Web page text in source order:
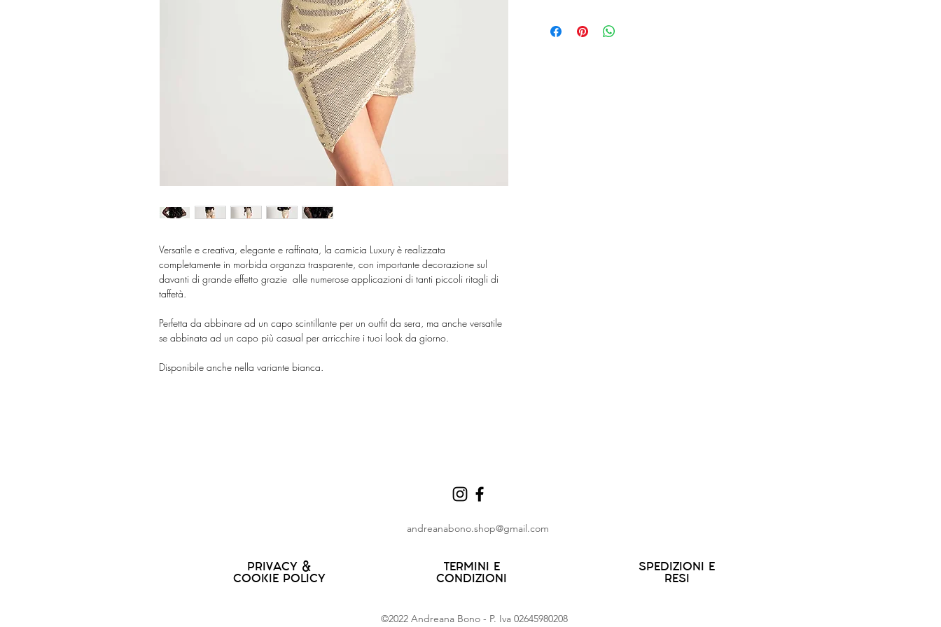
Versatile e creativa, elegante e raffinata, la camicia Luxury è realizzata
completamente in morbida organza trasparente, con importante decorazione sul
davanti di grande effetto grazie alle numerose applicazioni di tanti piccoli ritagli di
taffetà.
Perfetta da abbinare ad un capo scintillante per un outfit da sera, ma anche versatile
se abbinata ad un capo più casual per arricchire i tuoi look da giorno.
Disponibile anche nella variante bianca.
Spedizioni Standard sono gratuite, mentre le Spedizioni
andreanabono.shop@gmail.com
PRIVACY &
COOKIE POLICY
TERMINI E
CONDIZIONI
SPEDIZIONI E
RESI
©2022 Andreana Bono - P. Iva 02645980208